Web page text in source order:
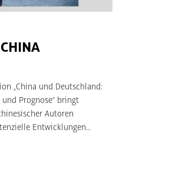
„China und Deutschland:
und Prognose“ bringt
Autoren
Entwicklungen